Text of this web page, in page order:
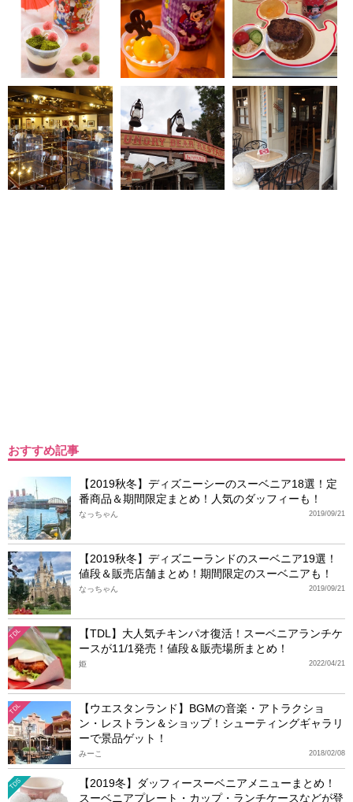
おすすめ記事
【2019秋冬】ディズニーシーのスーベニア18選！定
番商品＆期間限定まとめ！人気のダッフィーも！
2019/09/21
なっちゃん
【2019秋冬】ディズニーランドのスーベニア19選！
値段＆販売店舗まとめ！期間限定のスーベニアも！
2019/09/21
なっちゃん
TDL
【TDL】大人気チキンパオ復活！スーベニアランチケ
ースが11/1発売！値段＆販売場所まとめ！
2022/04/21
姫
TDL
【ウエスタンランド】BGMの音楽・アトラクショ
ン・レストラン＆ショップ！シューティングギャラリ
ーで景品ゲット！
2018/02/08
みーこ
TDS
【2019冬】ダッフィースーベニアメニューまとめ！
スーベニアプレート・カップ・ランチケースなどが登